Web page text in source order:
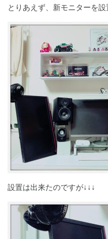
とりあえず、新モニターを
設置は出来たのですが↓↓↓